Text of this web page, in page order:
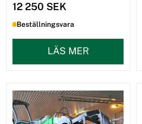
12 250 SEK
Beställningsvara
LÄS MER